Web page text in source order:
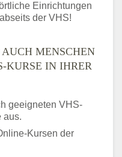
Einrichtungen
der VHS!
MENSCHEN
KURSE IN IHRER
geeigneten VHS-
aus.
Kursen der